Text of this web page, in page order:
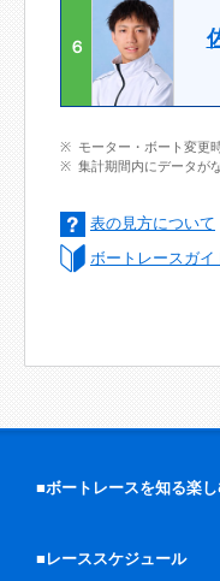
６
モーター・ボート変更
集計期間内にデータが
表の見方について
ボートレースガイ
■ボートレースを知る楽
■レーススケジュール